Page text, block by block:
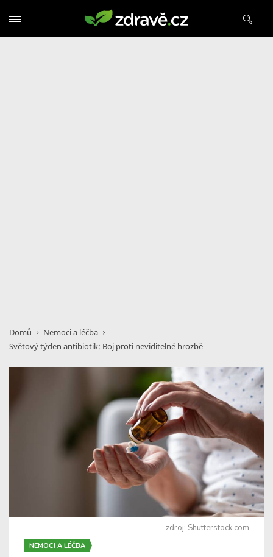
Domů
Nemoci a léčba
Světový týden antibiotik: Boj proti neviditelné hrozbě
zdroj: Shutterstock.com
NEMOCI A LÉČBA